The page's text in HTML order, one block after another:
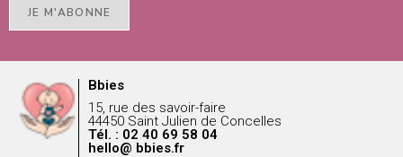
JE M'ABONNE
Bbies
15, rue des savoir-faire
44450 Saint Julien de Concelles
Tél. : 02 40 69 58 04
hello@ bbies.fr